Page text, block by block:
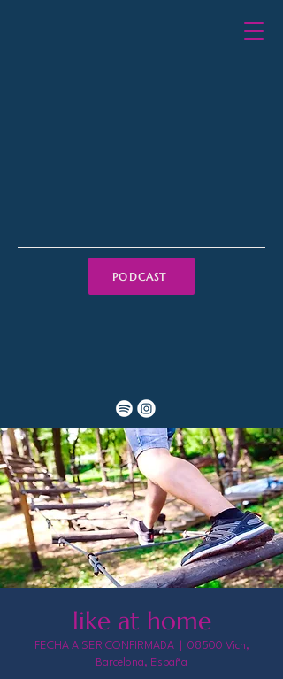
PODCAST
like at home
FECHA A SER CONFIRMADA
  |
08500 Vich,
Barcelona, España